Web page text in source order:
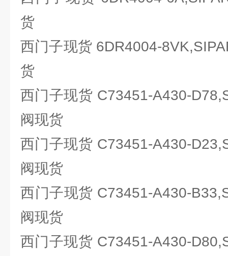
货
西门子现货 6DR4004-
货
西门子现货 C73451-A430-
阀现货
西门子现货 C73451-A430-
阀现货
西门子现货 C73451-A430-
阀现货
西门子现货 C73451-A430-